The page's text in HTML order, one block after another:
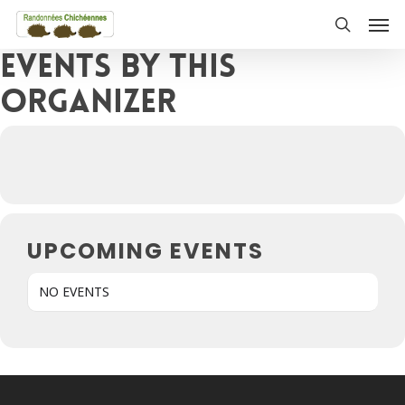
Skip
main
content
Events by this
organizer
UPCOMING EVENTS
NO EVENTS